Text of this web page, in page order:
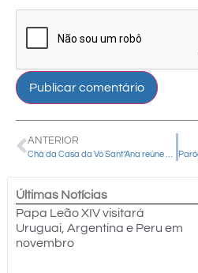
ANTERIOR
Últimas Notícias
Papa Leão XIV visitará
Uruguai, Argentina e Peru em
novembro